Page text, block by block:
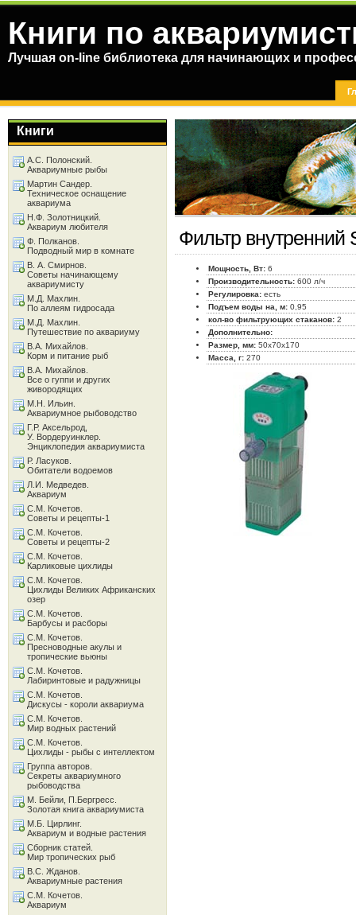
Книги по
Лучшая on-line библиотека для начинающих и
Фильтр внутренний
Мощность, Вт: 6
Производительность: 600 л/ч
Регулировка: есть
Подъем воды на, м: 0,95
кол-во фильтрующих стаканов: 2
Дополнительно:
Размер, мм: 50x70x170
Масса, г: 270
Книги
А.С. Полонский.
Аквариумные рыбы
Мартин Сандер.
Техническое оснащение
аквариума
Н.Ф. Золотницкий.
Аквариум любителя
Ф. Полканов.
Подводный мир в комнате
В. А. Смирнов.
Советы начинающему
аквариумисту
М.Д. Махлин.
По аллеям гидросада
М.Д. Махлин.
Путешествие по аквариуму
В.А. Михайлов.
Корм и питание рыб
В.А. Михайлов.
Все о гуппи и других
живородящих
М.Н. Ильин.
Аквариумное рыбоводство
Г.Р. Аксельрод,
У. Вордеруинклер.
Энциклопедия аквариумиста
Р. Ласуков.
Обитатели водоемов
Л.И. Медведев.
Аквариум
С.М. Кочетов.
Советы и рецепты-1
С.М. Кочетов.
Советы и рецепты-2
С.М. Кочетов.
Карликовые цихлиды
С.М. Кочетов.
Цихлиды Великих Африканских
озер
С.М. Кочетов.
Барбусы и расборы
С.М. Кочетов.
Пресноводные акулы и
тропические вьюны
С.М. Кочетов.
Лабиринтовые и радужницы
С.М. Кочетов.
Дискусы - короли аквариума
С.М. Кочетов.
Мир водных растений
С.М. Кочетов.
Цихлиды - рыбы с интеллектом
Группа авторов.
Секреты аквариумного
рыбоводства
М. Бейли, П.Бергресс.
Золотая книга аквариумиста
М.Б. Цирлинг.
Аквариум и водные растения
Сборник статей.
Мир тропических рыб
В.С. Жданов.
Аквариумные растения
С.М. Кочетов.
Аквариум